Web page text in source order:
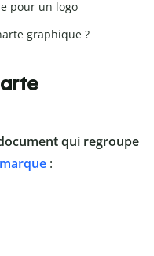
pour un logo
graphique ?
qui regroupe
marque :